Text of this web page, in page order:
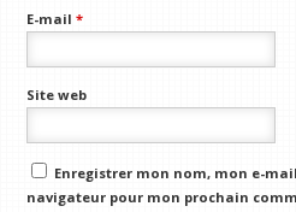
E-mail*
Site web
Enregistrer mon nom, mon e-
navigateur pour mon prochain